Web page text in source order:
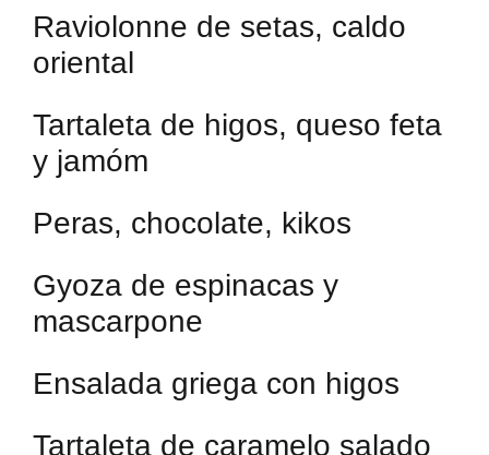
Raviolonne de setas, caldo
oriental
Tartaleta de higos, queso feta
y jamóm
Peras, chocolate, kikos
Gyoza de espinacas y
mascarpone
Ensalada griega con higos
Tartaleta de caramelo salado